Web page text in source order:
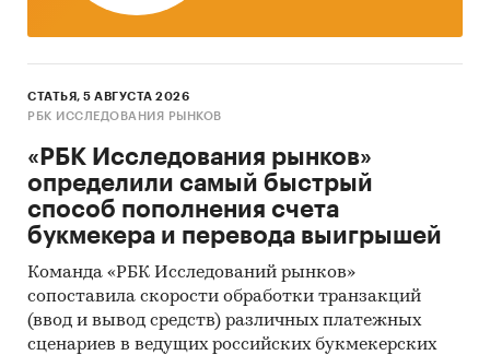
СТАТЬЯ, 5 АВГУСТА 2026
РБК ИССЛЕДОВАНИЯ РЫНКОВ
«РБК Исследования рынков»
определили самый быстрый
способ пополнения счета
букмекера и перевода выигрышей
Команда «РБК Исследований рынков»
сопоставила скорости обработки транзакций
(ввод и вывод средств) различных платежных
сценариев в ведущих российских букмекерских